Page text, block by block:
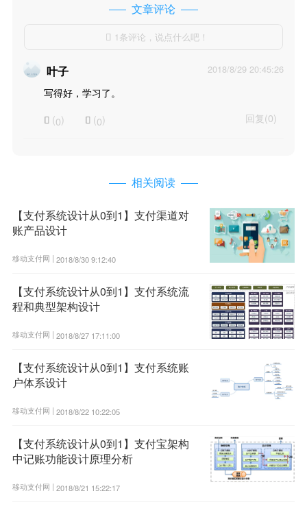
文章评论
 1条评论，说点什么吧！
叶子 2018/8/29 20:45:26
写得好，学习了。
 (0)  (0) 回复(0)
相关阅读
【支付系统设计从0到1】支付渠道对
账产品设计
移动支付网 | 2018/8/30 9:12:40
【支付系统设计从0到1】支付系统流
程和典型架构设计
移动支付网 | 2018/8/27 17:11:00
【支付系统设计从0到1】支付系统账
户体系设计
移动支付网 | 2018/8/22 10:22:05
【支付系统设计从0到1】支付宝架构
中记账功能设计原理分析
移动支付网 | 2018/8/21 15:22:17